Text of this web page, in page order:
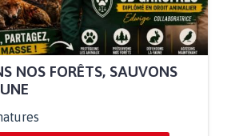
NOS FORÊTS, SAUVONS